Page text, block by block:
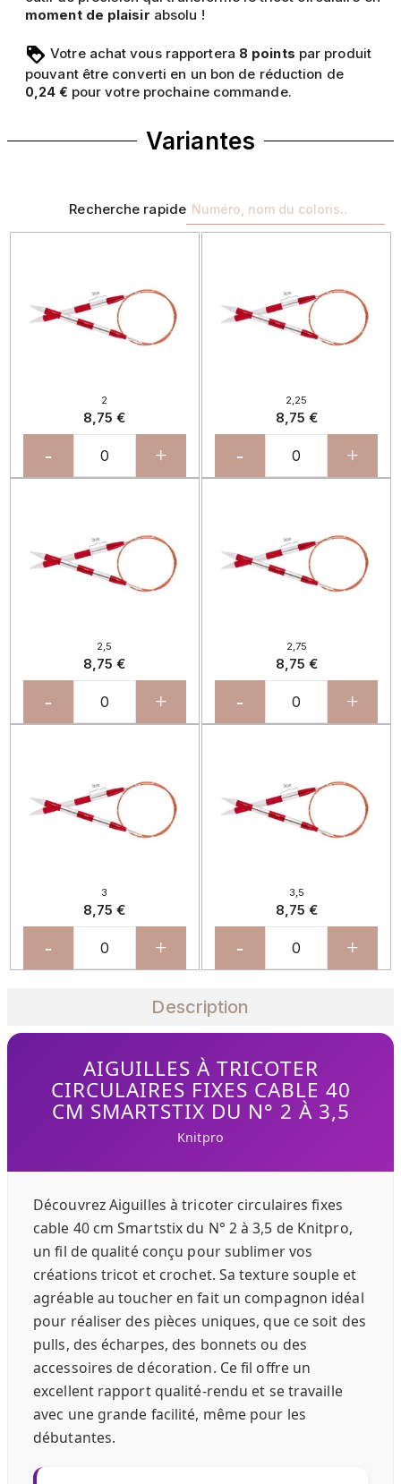
moment de plaisir absolu !
Votre achat vous rapportera 8 points par produit
pouvant être converti en un bon de réduction de
0,24 € pour votre prochaine commande.
Variantes
Recherche rapide
2
8,75 €
- +
2,25
8,75 €
- +
2,5
8,75 €
- +
2,75
8,75 €
- +
3
8,75 €
- +
3,5
8,75 €
- +
Description
AIGUILLES À TRICOTER
CIRCULAIRES FIXES CABLE 40
CM SMARTSTIX DU N° 2 À 3,5
Knitpro
Découvrez Aiguilles à tricoter circulaires fixes
cable 40 cm Smartstix du N° 2 à 3,5 de Knitpro,
un fil de qualité conçu pour sublimer vos
créations tricot et crochet. Sa texture souple et
agréable au toucher en fait un compagnon idéal
pour réaliser des pièces uniques, que ce soit des
pulls, des écharpes, des bonnets ou des
accessoires de décoration. Ce fil offre un
excellent rapport qualité-rendu et se travaille
avec une grande facilité, même pour les
débutantes.